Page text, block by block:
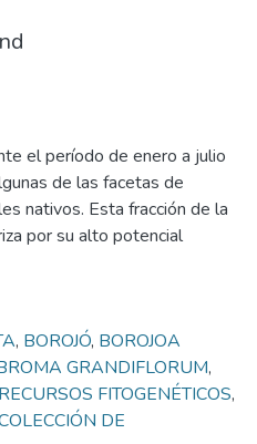
el período de enero a julio
de las facetas de
nativos. Esta fracción de la
por su alto potencial
, BOROJÓ, BOROJOA
GRANDIFLORUM,
RECURSOS FITOGENÉTICOS,
DE